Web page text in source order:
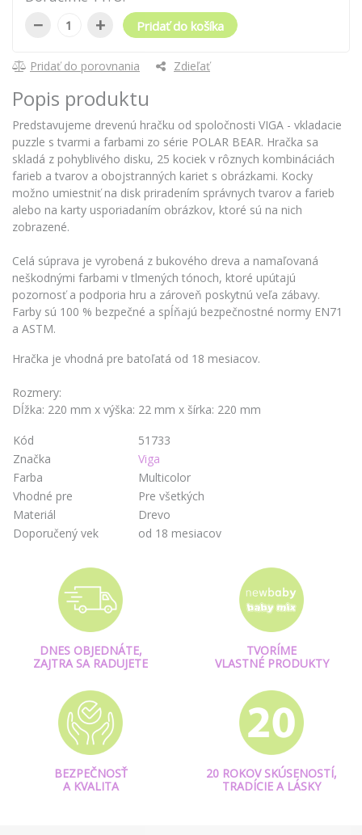
− + Pridať do košíka
Pridať do porovnania Zdieľať
Popis produktu
Predstavujeme drevenú hračku od spoločnosti VIGA - vkladacie
puzzle s tvarmi a farbami zo série POLAR BEAR. Hračka sa
skladá z pohyblivého disku, 25 kociek v rôznych kombináciách
farieb a tvarov a obojstranných kariet s obrázkami. Kocky
možno umiestniť na disk priradením správnych tvarov a farieb
alebo na karty usporiadaním obrázkov, ktoré sú na nich
zobrazené.
Celá súprava je vyrobená z bukového dreva a namaľovaná
neškodnými farbami v tlmených tónoch, ktoré upútajú
pozornosť a podporia hru a zároveň poskytnú veľa zábavy.
Farby sú 100 % bezpečné a spĺňajú bezpečnostné normy EN71
a ASTM.
Hračka je vhodná pre batoľatá od 18 mesiacov.
Rozmery:
Dĺžka: 220 mm x výška: 22 mm x šírka: 220 mm
Kód
51733
Značka
Viga
Farba
Multicolor
Vhodné pre
Pre všetkých
Materiál
Drevo
Doporučený vek
od 18 mesiacov
DNES OBJEDNÁTE,
ZAJTRA SA RADUJETE
TVORÍME
VLASTNÉ PRODUKTY
BEZPEČNOSŤ
A KVALITA
20 ROKOV SKÚSENOSTÍ,
TRADÍCIE A LÁSKY